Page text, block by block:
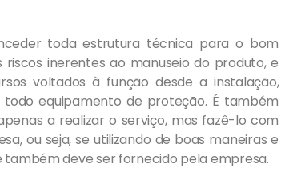
toda estrutura técnica para o bom
inerentes ao manuseio do produto, e
voltados à função desde a instalação,
equipamento de proteção. É também
a realizar o serviço, mas fazê-lo com
ou seja, se utilizando de boas maneiras e
deve ser fornecido pela empresa.